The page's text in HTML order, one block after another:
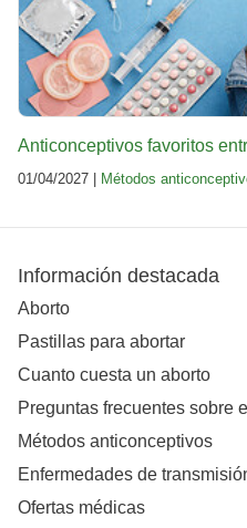
Anticonceptivos favoritos
01/04/2027 | Métodos
Información destacada
Aborto
Pastillas para abortar
Cuanto cuesta un aborto
Preguntas frecuentes sobre
Métodos anticonceptivos
Enfermedades de
Ofertas médicas